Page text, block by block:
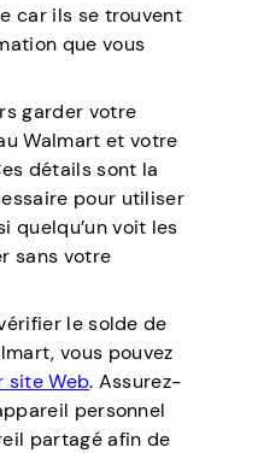
car ils se trouvent
que vous
garder votre
Walmart et votre
détails sont la
pour utiliser
quelqu’un voit les
sans votre
le solde de
vous pouvez
site Web. Assurez-
personnel
partagé afin de